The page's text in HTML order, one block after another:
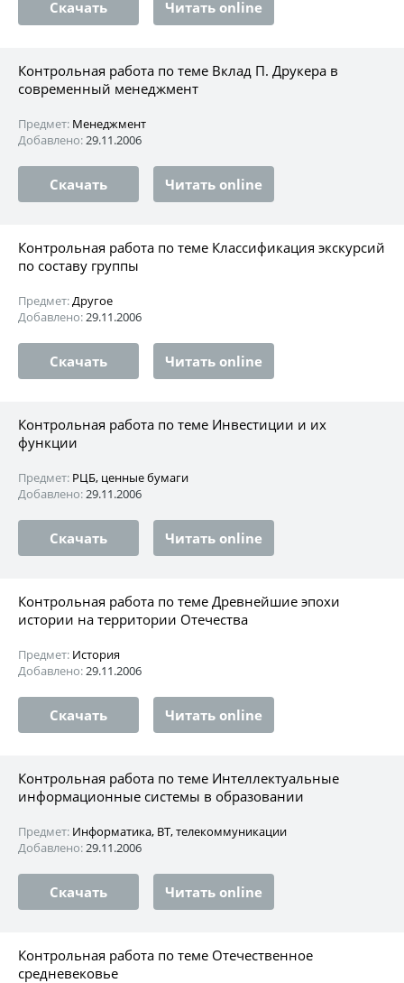
Скачать Читать online
Контрольная работа по теме Вклад П. Друкера в
современный менеджмент
Предмет: Менеджмент
Добавлено:29.11.2006
Скачать Читать online
Контрольная работа по теме Классификация экскурсий
по составу группы
Предмет:Другое
Добавлено:29.11.2006
Скачать Читать online
Контрольная работа по теме Инвестиции и их
функции
Предмет: РЦБ, ценные бумаги
Добавлено:29.11.2006
Скачать Читать online
Контрольная работа по теме Древнейшие эпохи
истории на территории Отечества
Предмет: История
Добавлено:29.11.2006
Скачать Читать online
Контрольная работа по теме Интеллектуальные
информационные системы в образовании
Предмет: Информатика, ВТ, телекоммуникации
Добавлено:29.11.2006
Скачать Читать online
Контрольная работа по теме Отечественное
средневековье